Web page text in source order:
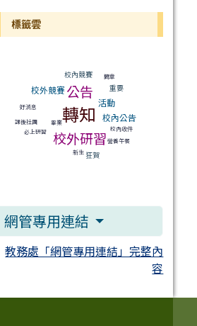
標籤雲
校內競賽
校外競賽 公告
簡章
重要
好消息 轉知 活動
課後社團 校內公告
必上研習
畢業
校外研習 校內收件
新生 狂賀
營養午餐
網管專用連結
教務處「網管專用連結」完整內
容